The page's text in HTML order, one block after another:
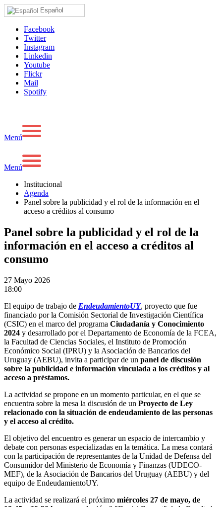
Español
Facebook
Twitter
Instagram
Linkedin
Youtube
Flickr
Mail
Spotify
Menú
Menú
Institucional
Agenda
Panel sobre la publicidad y el rol de la información en el
acceso a créditos al consumo
Panel sobre la publicidad y el rol de la
información en el acceso a créditos al
consumo
27 Mayo 2026
18:00
El equipo de trabajo de EndeudamientoUY, proyecto que fue
financiado por la Comisión Sectorial de Investigación Científica
(CSIC) en el marco del programa Ciudadanía y Conocimiento
2024 y desarrollado por el Departamento de Economía de la FCEA,
la Facultad de Ciencias Sociales, el Instituto de Promoción
Económico Social (IPRU) y la Asociación de Bancarios del
Uruguay (AEBU), invita a participar de un panel de discusión
sobre la publicidad e información vinculada a los créditos y al
acceso a préstamos.
La actividad se propone en un momento particular, en el que se
encuentra sobre la mesa la discusión de un Proyecto de Ley
relacionado con la situación de endeudamiento de las personas
y el acceso al crédito.
El objetivo del encuentro es generar un espacio de intercambio y
debate con personas especializadas en la temática. La mesa contará
con la participación de representantes de la Unidad de Defensa del
Consumidor del Ministerio de Economía y Finanzas (UDECO-
MEF), de la Asociación de Bancarios del Uruguay (AEBU) y del
equipo de EndeudamientoUY.
La actividad se realizará el próximo miércoles 27 de mayo, de